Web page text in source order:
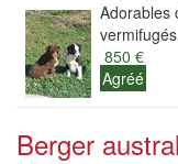
Adorables
850 €
Agréé
Berger